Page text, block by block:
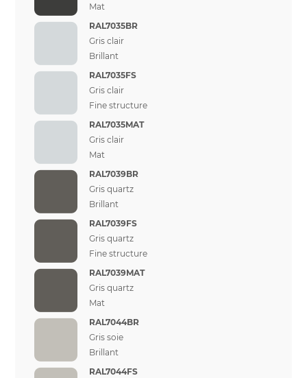
Mat
RAL7035BR
Gris clair
Brillant
RAL7035FS
Gris clair
Fine structure
RAL7035MAT
Gris clair
Mat
RAL7039BR
Gris quartz
Brillant
RAL7039FS
Gris quartz
Fine structure
RAL7039MAT
Gris quartz
Mat
RAL7044BR
Gris soie
Brillant
RAL7044FS